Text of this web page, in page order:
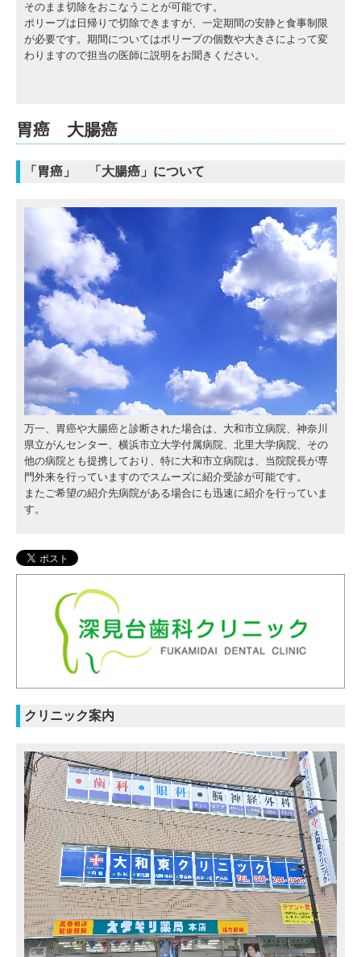
そのまま切除をおこなうことが可能です。
ポリープは日帰りで切除できますが、一定期間の安静と食事制限
が必要です。期間についてはポリープの個数や大きさによって変
わりますので担当の医師に説明をお聞きください。
胃癌 大腸癌
「胃癌」 「大腸癌」について
万一、胃癌や大腸癌と診断された場合は、大和市立病院、神奈川
県立がんセンター、横浜市立大学付属病院、北里大学病院、その
他の病院とも提携しており、特に大和市立病院は、当院院長が専
門外来を行っていますのでスムーズに紹介受診が可能です。
またご希望の紹介先病院がある場合にも迅速に紹介を行っていま
す。
クリニック案内